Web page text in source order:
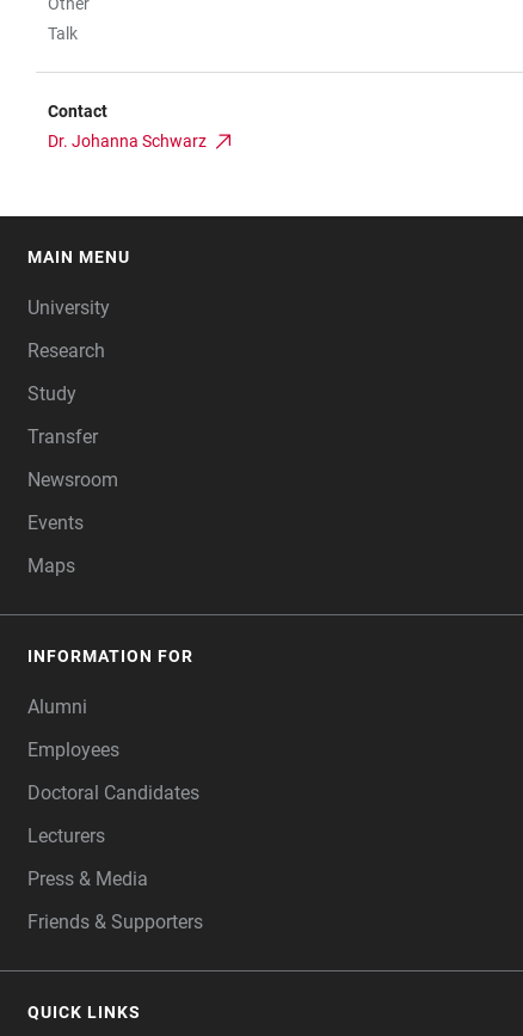
Talk
Contact
Dr. Johanna Schwarz
MAIN MENU
University
Research
Study
Transfer
Newsroom
Events
Maps
INFORMATION FOR
Alumni
Employees
Doctoral Candidates
Lecturers
Press & Media
Friends & Supporters
QUICK LINKS